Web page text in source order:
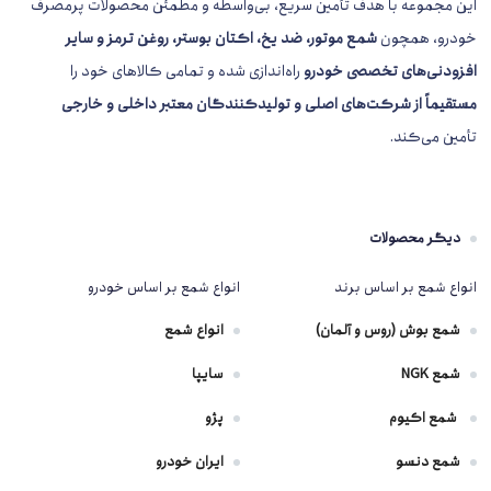
شمع خودرو تک پلاتین پایه کوتاه دالف مدل BKR6E 6962 با
استفاده از الکترود نیکل و ساختار تک پلاتین، عملکرد مناسبی را در
سیستم احتراق ایجاد می‌کند. از جمله مهم‌ترین مزایای آن می‌توان به
موارد زیر اشاره کرد:
افزایش کیفیت احتراق
افزایش شتاب و راندمان موتور
دوام قابل‌قبول:
تا حدود ۳۰ هزار کیلومتر عمر مفید دارد، که در مقایسه با
قیمت، بسیار مقرون‌به‌صرفه است.
مقاومت در برابر گرما و آلودگی
طراحی مناسب آن مانع از آسیب‌پذیری در
شرایط سخت می‌شود.
معایب و نکات قابل توجه
رده مناسبی قرار دارد، اما نسبت به شمع‌هایپلاتینیومی یا
این مجموعه با هدف تأمین سریع، بی‌واسطه و مطمئن محصولات پرمصرف
خودرو، همچونشمع موتور، ضد یخ، اکتان بوستر، روغن ترمز و سایر
افزودنی‌های تخصصی خودرو راه‌اندازی شده و تمامی کالاهای خود را
مستقیماً از شرکت‌های اصلی و تولیدکنندگان معتبر داخلی و خارجی
تأمین می‌کند.
دیگر محصولات
انواع شمع بر اساس برند
شمع بوش (روس و آلمان)
شمع NGK
شمع اکیوم
شمع دنسو
انواع شمع بر اساس خودرو
انواع شمع
سایپا
پژو
ایران خودرو